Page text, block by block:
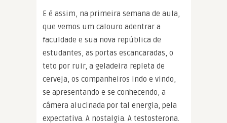
E é assim, na primeira semana de aula,
que vemos um calouro adentrar a
faculdade e sua nova república de
estudantes, as portas escancaradas, o
teto por ruir, a geladeira repleta de
cerveja, os companheiros indo e vindo,
se apresentando e se conhecendo, a
câmera alucinada por tal energia, pela
expectativa. A nostalgia. A testosterona.